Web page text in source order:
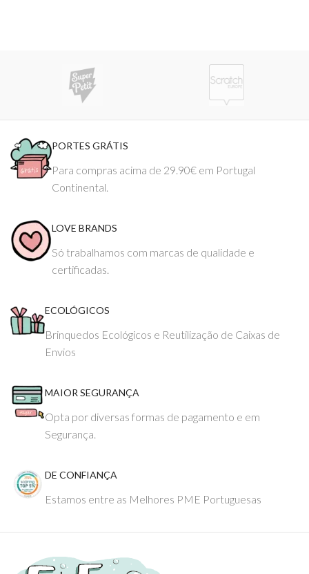
PORTES GRÁTIS
Para compras acima de 29.90€ em Portugal
Continental.
LOVE BRANDS
Só trabalhamos com marcas de qualidade e
certificadas.
ECOLÓGICOS
Brinquedos Ecológicos e Reutilização de Caixas de
Envios
MAIOR SEGURANÇA
Opta por diversas formas de pagamento e em
Segurança.
DE CONFIANÇA
Estamos entre as Melhores PME Portuguesas